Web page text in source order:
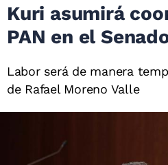
Kuri asumirá
PAN en el
Labor será de manera
de Rafael Moreno Valle